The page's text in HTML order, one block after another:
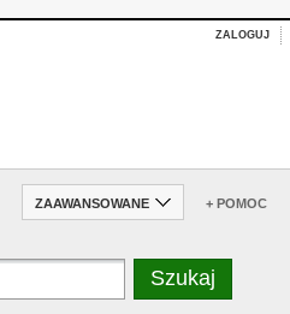
ZALOGUJ
ZAAWANSOWANE + POMOC